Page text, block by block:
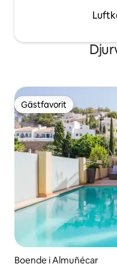
denna konstnärliga
Gästfavorit
Gästfavorit
Boende i Almuñécar